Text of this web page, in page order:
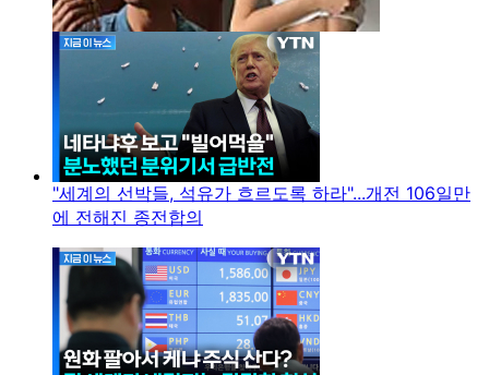
"세계의 선박들, 석유가 흐르도록 하라"...개전 106일만
에 전해진 종전합의